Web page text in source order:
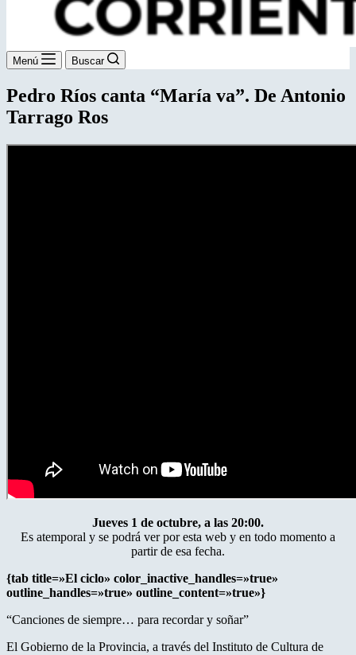
Menú Buscar
Pedro Ríos canta “María va”. De Antonio
Tarrago Ros
Jueves 1 de octubre, a las 20:00.
Es atemporal y se podrá ver por esta web y en todo momento a
partir de esa fecha.
{tab title=»El ciclo» color_inactive_handles=»true»
outline_handles=»true» outline_content=»true»}
“Canciones de siempre… para recordar y soñar”
El Gobierno de la Provincia, a través del Instituto de Cultura de